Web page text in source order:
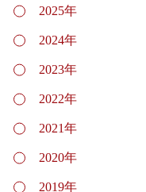
2025年
2024年
2023年
2022年
2021年
2020年
2019年